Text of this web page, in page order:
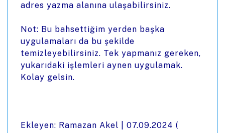
adres yazma alanına ulaşabilirsiniz.
Not: Bu bahsettiğim yerden başka
uygulamaları da bu şekilde
temizleyebilirsiniz. Tek yapmanız gereken,
yukarıdaki işlemleri aynen uygulamak.
Kolay gelsin.
Ekleyen: Ramazan Akel | 07.09.2024 (